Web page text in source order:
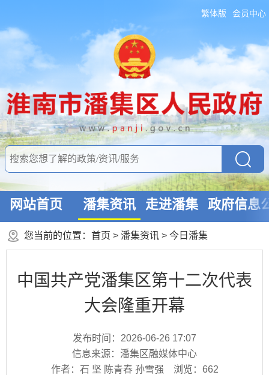
繁体版 会员中心
网站首页 潘集资讯 走进潘集 政府信息
您当前的位置： 首页 > 潘集资讯 > 今日潘集
中国共产党潘集区第十二次代表
大会隆重开幕
发布时间：2026-06-26 17:07
信息来源：潘集区融媒体中心
作者：石 坚 陈青春 孙雪强
浏览： 662